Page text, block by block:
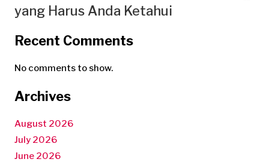
yang Harus Anda Ketahui
Recent Comments
No comments to show.
Archives
August 2026
July 2026
June 2026